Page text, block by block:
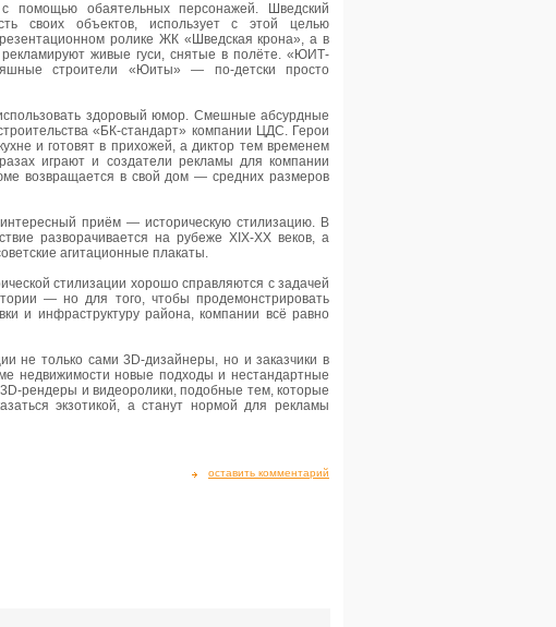
помощью обаятельных персонажей. Шведский
своих объектов, использует с этой целью
ролике ЖК «Шведская крона», а в
живые гуси, снятые в полёте. «ЮИТ-
строители «Юиты» — по-детски просто
здоровый юмор. Смешные абсурдные
«БК-стандарт» компании ЦДС. Герои
и готовят в прихожей, а диктор тем временем
играют и создатели рекламы для компании
возвращается в свой дом — средних размеров
приём — историческую стилизацию. В
разворачивается на рубеже XIX-XX веков, а
агитационные плакаты.
стилизации хорошо справляются с задачей
— но для того, чтобы продемонстрировать
и инфраструктуру района, компании всё равно
не только сами 3D-дизайнеры, но и заказчики в
недвижимости новые подходы и нестандартные
рендеры и видеоролики, подобные тем, которые
экзотикой, а станут нормой для рекламы
оставить комментарий